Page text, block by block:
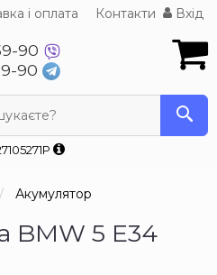
і оплата Контакти Вхід
90
90
Акумулятор
BMW 5 E34